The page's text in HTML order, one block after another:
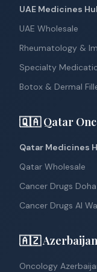
UAE Medicines
UAE Wholesale
Rheumatology &
Specialty
Botox & Dermal
🇶🇦 Qatar
Qatar Medicines
Qatar Wholesale
Cancer Drugs Doha
Cancer Drugs Al
🇦🇿
Oncology